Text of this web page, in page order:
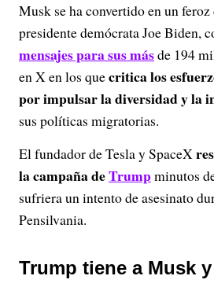
Musk se ha convertido en un
presidente demócrata Joe Biden,
mensajes para sus másde 194
en X en los quecritica los
por impulsar la diversidad y la
sus políticas migratorias.
El fundador de Tesla y SpaceX
la campaña deTrumpminutos
sufriera un intento de asesinato
Pensilvania.
Trump tiene a Musk